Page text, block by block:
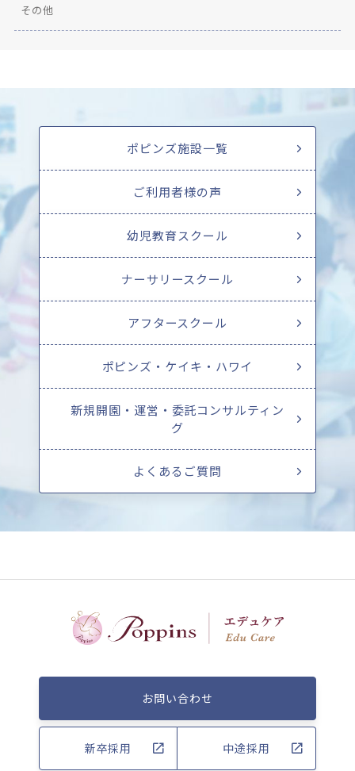
その他
ポピンズ施設一覧
ご利用者様の声
幼児教育スクール
ナーサリースクール
アフタースクール
ポピンズ・ケイキ・ハワイ
新規開園・運営・委託コンサルティン
グ
よくあるご質問
お問い合わせ
新卒採用 中途採用